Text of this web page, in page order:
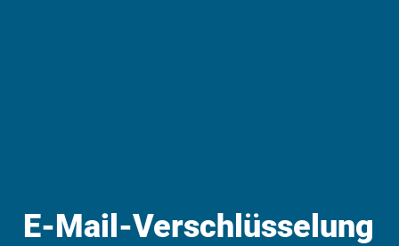
E-Mail-Verschlüsselung